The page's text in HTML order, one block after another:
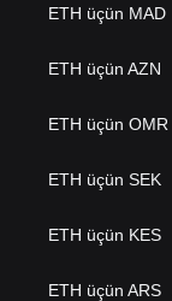
ETH üçün MAD
ETH üçün AZN
ETH üçün OMR
ETH üçün SEK
ETH üçün KES
ETH üçün ARS